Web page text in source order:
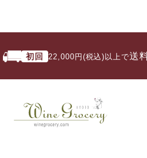
初回 22,000円(税込)以上で送料無 /